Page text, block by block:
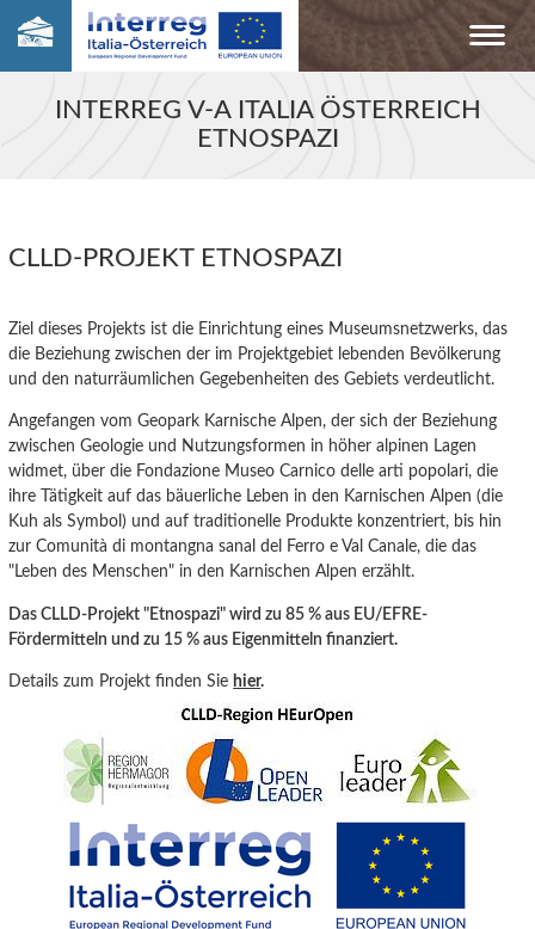
INTERREG V-A ITALIA ÖSTERREICH
ETNOSPAZI
CLLD-PROJEKT ETNOSPAZI
Ziel dieses Projekts ist die Einrichtung eines Museumsnetzwerks, das
die Beziehung zwischen der im Projektgebiet lebenden Bevölkerung
und den naturräumlichen Gegebenheiten des Gebiets verdeutlicht.
Angefangen vom Geopark Karnische Alpen, der sich der Beziehung
zwischen Geologie und Nutzungsformen in höher alpinen Lagen
widmet, über die Fondazione Museo Carnico delle arti popolari, die
ihre Tätigkeit auf das bäuerliche Leben in den Karnischen Alpen (die
Kuh als Symbol) und auf traditionelle Produkte konzentriert, bis hin
zur Comunità di montangna sanal del Ferro e Val Canale, diedas
"Leben des Menschen" in den Karnischen Alpen erzählt.
Das CLLD-Projekt "Etnospazi" wird zu 85 % aus EU/EFRE-
Fördermitteln und zu 15 % aus Eigenmitteln finanziert.
Details zum Projekt finden Sie hier.